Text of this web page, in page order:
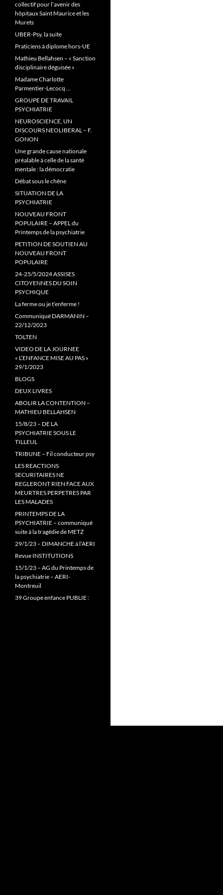
collectif pour l’avenir des
hôpitaux Saint Maurice et les
Murets
UBER-Psy, la suite
Praticiens à diplome hors-UE
Mathieu Bellahsen – « Sanction
disciplinaire déguisée »
Madame Charlotte
Parmentier-Lecocq …
GROUPE DE TRAVAIL
PSYCHIATRIE
NEUROSCIENCE, UN
DISCOURS NEOLIBERAL – F.
GONON
Une grande cause nationale
préalable à celle de la santé
mentale : la démocratie
Débat sous le chêne
SITUATION DE LA
PSYCHIATRIE
NOUVEAU FRONT
POPULAIRE – APPEL du
Printemps de la psychiatrie
PETITION DE SOUTIEN AU
NOUVEAU FRONT
POPULAIRE
24-25/5/2024 ASSISES
CITOYENNES DU SOIN
PSYCHIQUE
La ferme ou je t’enferme !
Communiqué DARMANIN –
22/12/2023
TOLTEN
VIDEO DE LA JOURNEE
« L’ENFANCE MISE AU PAS »
29/1/2023
BLOGS
DEUX LIVRES
ABOLIR LA CONTENTION –
MATHIEU BELLAHSEN
15/8/23 – DE LA
PSYCHIATRIE SOUS LE
TILLEUL
TRIBUNE – Fil conducteur psy
LES REACTIONS
SECURITAIRES NE
REGLERONT RIEN FACE AUX
MEURTRES PERPETRES PAR
LES MALADES
PRINTEMPS DE LA
PSYCHIATRIE – communiqué
suite à la tragédie de METZ
29/1/23 – DIMANCHE à l’AERI
Revue INSTITUTIONS
15/1/23 – AG du Printemps de
la psychiatrie – AERI-
Montreuil
39 Groupe enfance PUBLIE :